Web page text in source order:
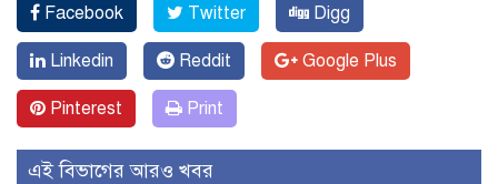
Facebook Twitter Digg
Linkedin Reddit Google Plus
Pinterest Print
এই বিভাগের আরও খবর